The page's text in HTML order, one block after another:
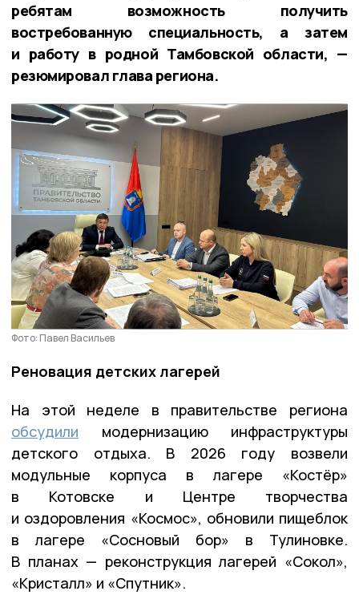
ребятам возможность получить
востребованную специальность, а затем
и работу в родной Тамбовской области, —
резюмировал глава региона.
Фото: Павел Васильев
Реновация детских лагерей
На этой неделе в правительстве региона
обсудили модернизацию инфраструктуры
детского отдыха. В 2026 году возвели
модульные корпуса в лагере «Костёр»
в Котовске и Центре творчества
и оздоровления «Космос», обновили пищеблок
в лагере «Сосновый бор» в Тулиновке.
В планах — реконструкция лагерей «Сокол»,
«Кристалл» и «Спутник».